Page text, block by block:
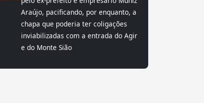
Araújo, pacificando, por enquanto, a
chapa que poderia ter coligações
inviabilizadas com a entrada do Agir
e do Monte Sião